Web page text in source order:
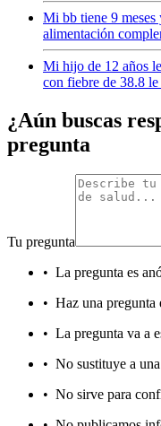
Mi bb tiene 9 meses
alimentación
Mi hijo de 12 años
con fiebre de 38.8
¿Aún buscas
pregunta
Tu pregunta
• La pregunta es
• Haz una pregunta
• La pregunta va a
• No sustituye a
• No sirve para